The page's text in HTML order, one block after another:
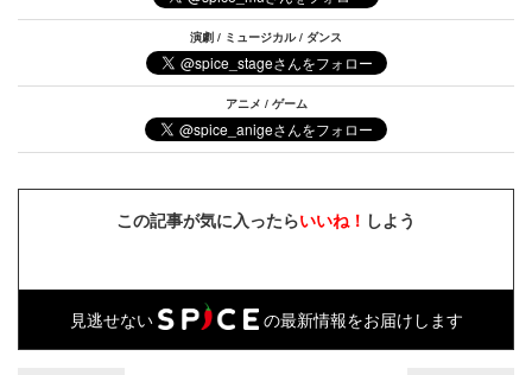
演劇 / ミュージカル / ダンス
アニメ / ゲーム
この記事が気に入ったらいいね！ しよう
見逃せない の最新情報をお届けします